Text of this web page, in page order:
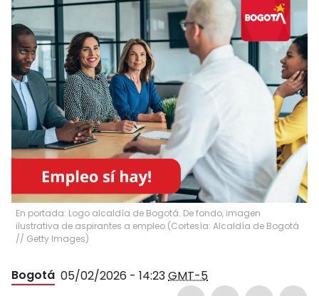
En portada: Logo alcaldía de Bogotá. De fondo, imagen
ilustrativa de aspirantes a empleo (Cortesía: Alcaldía de Bogotá
// Getty Images)
Bogotá 05/02/2026 - 14:23GMT-5